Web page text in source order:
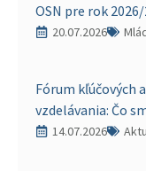
OSN pre rok
20.07.2026
Fórum
vzdelávania: Čo
14.07.2026